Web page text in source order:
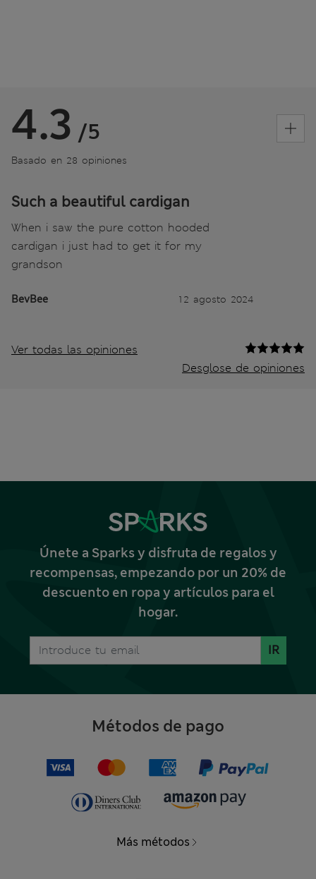
4.3 /5
Basado en 28 opiniones
Such a beautiful cardigan
When i saw the pure cotton hooded
cardigan i just had to get it for my
grandson
BevBee 12 agosto 2024
Ver todas las opiniones
Desglose de opiniones
Únete a Sparks y disfruta de regalos y
recompensas, empezando por un 20% de
descuento en ropa y artículos para el
hogar.
IR
Métodos de pago
Más métodos